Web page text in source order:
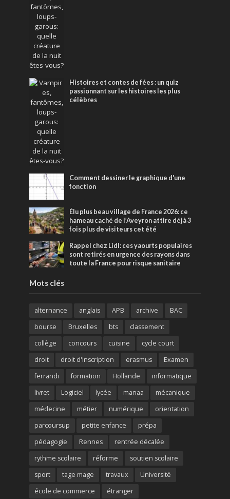
Histoires et contes de fées : un quiz
passionnant sur les histoires les plus
célèbres
Comment dessiner le graphique d'une
fonction
Élu plus beau village de France 2026: ce
hameau caché de l’Aveyron attire déjà 3
fois plus de visiteurs cet été
Rappel chez Lidl: ces yaourts populaires
sont retirés en urgence des rayons dans
toute la France pour risque sanitaire
Mots clés
alternance anglais APB archive
BAC
bourse
Bruxelles bts
classement
collège
concours cuisine
cycle court
droit
droit d'inscription erasmus
Examen
ferrandi
formation Hollande
informatique
livret
Logiciel lycée manaa
mécanique
médecine
métier numérique
orientation
parcoursup
petite enfance
prépa
pédagogie
Rennes
rentrée décalée
rythme scolaire
réforme
soutien scolaire
sport
tage mage travaux
Université
école de commerce
étranger